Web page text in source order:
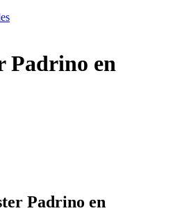
Padrino en
Padrino en